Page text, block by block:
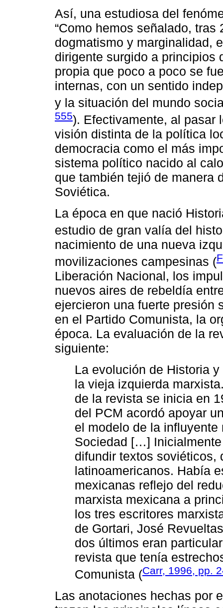
Así, una estudiosa del
“Como hemos señalado,
dogmatismo y marginalidad,
dirigente surgido a principios
propia que poco a poco se
internas, con un sentido
y la situación del mundo
555). Efectivamente, al pasar
visión distinta de la política
democracia como el más
sistema político nacido al
que también tejió de manera
Soviética.
La época en que nació
estudio de gran valía del
nacimiento de una nueva
movilizaciones campesinas (
Liberación Nacional, los
nuevos aires de rebeldía
ejercieron una fuerte presión
en el Partido Comunista, la
época. La evaluación de la
siguiente:
La evolución de Historia
la vieja izquierda
de la revista se inicia en
del PCM acordó apoyar
el modelo de la
Sociedad […]
difundir textos soviéticos,
latinoamericanos. Había
mexicanas reflejo del
marxista mexicana a
los tres escritores
de Gortari, José
dos últimos eran
revista que tenía
Comunista (Carr, 1996, pp.
Las anotaciones hechas por